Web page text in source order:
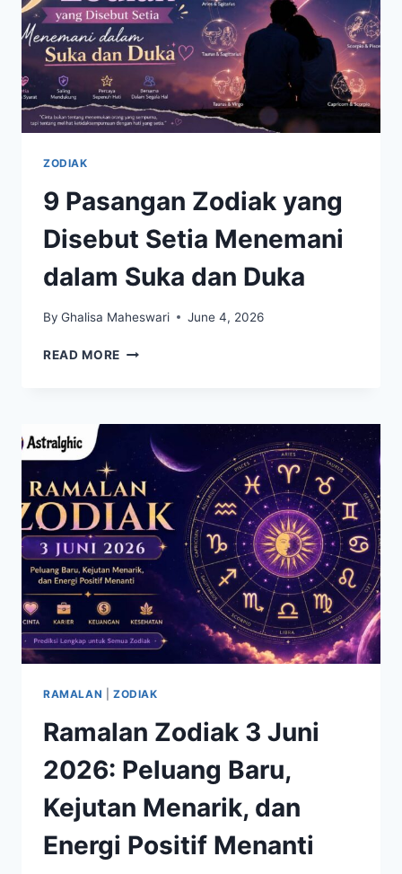
SCORPIO
ZODIAK
9 Pasangan Zodiak yang
Disebut Setia Menemani
dalam Suka dan Duka
By Ghalisa Maheswari June 4, 2026
READ MORE
DISEBUT
SETIA
MENEMANI
DALAM
SUKA
DAN
DUKA
RAMALAN ZODIAK
Ramalan Zodiak 3 Juni
2026: Peluang Baru,
Kejutan Menarik, dan
Energi Positif Menanti